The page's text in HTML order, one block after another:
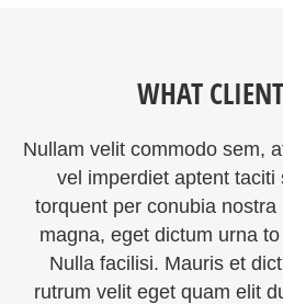
WHAT
Nullam velit commodo sem,
vel imperdiet aptent taciti
torquent per conubia nostra
magna, eget dictum urna
Nulla facilisi. Mauris et
rutrum velit eget quam elit